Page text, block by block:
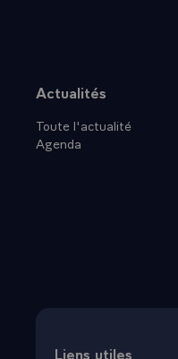
Plan du site
Actualités
Toute l'actualité
Agenda
Liens utiles